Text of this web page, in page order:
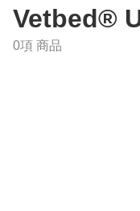
Vetbed®
0項 商品